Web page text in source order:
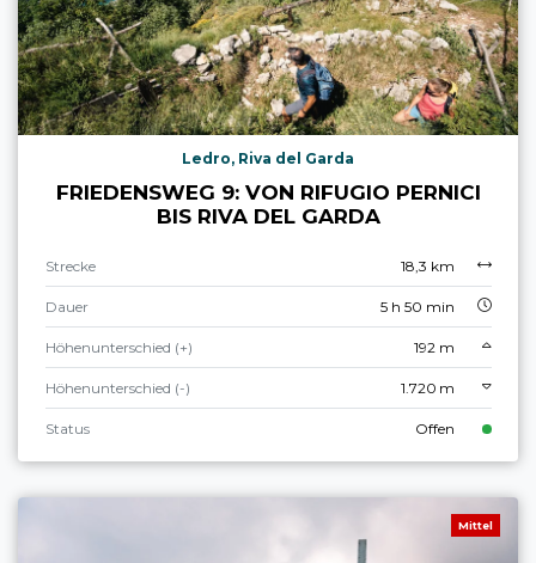
Ledro, Riva del Garda
FRIEDENSWEG 9: VON RIFUGIO PERNICI
BIS RIVA DEL GARDA
Strecke 18,3 km
Dauer 5 h 50 min
Höhenunterschied (+) 192 m
Höhenunterschied (-) 1.720 m
Status Offen
Mittel